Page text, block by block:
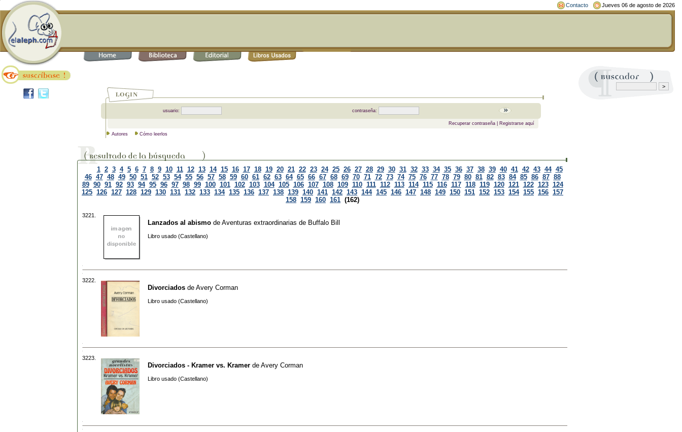
Contacto Jueves 06 de agosto de 2026
usuario: contraseña:
Recuperar contraseña| Registrarse aquí
Autores Cómo leerlos
1 2 3 4 5 6 7 8 9 10 11 12 13 14 15 16 17 18 19 20 21 22 23 24 25 26 27 28 29 30 31 32 33 34 35 36 37 38 39 40 41 42 43 44 45
46 47 48 49 50 51 52 53 54 55 56 57 58 59 60 61 62 63 64 65 66 67 68 69 70 71 72 73 74 75 76 77 78 79 80 81 82 83 84 85 86 87 88
89 90 91 92 93 94 95 96 97 98 99 100 101 102 103 104 105 106 107 108 109 110 111 112 113 114 115 116 117 118 119 120 121 122 123 124
125 126 127 128 129 130 131 132 133 134 135 136 137 138 139 140 141 142 143 144 145 146 147 148 149 150 151 152 153 154 155 156 157
158 159 160 161 (162)
3221.
Lanzados al abismo de Aventuras extraordinarias de Buffalo Bill
Libro usado (Castellano)
3222.
Divorciados de Avery Corman
Libro usado (Castellano)
3223.
Divorciados - Kramer vs. Kramer de Avery Corman
Libro usado (Castellano)